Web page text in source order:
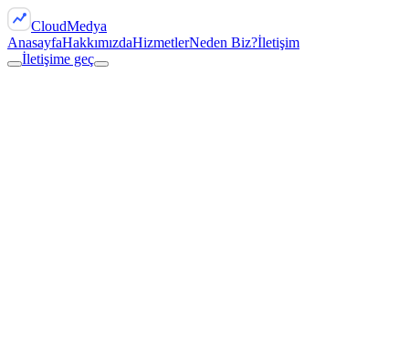
CloudMedya
AnasayfaHakkımızdaHizmetlerNeden Biz?İletişim
İletişime geç